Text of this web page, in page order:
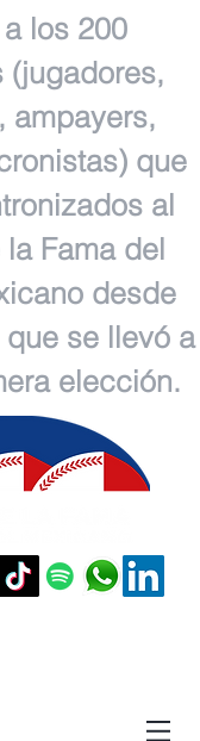
los 200
(jugadores,
ampayers,
que
al
Fama del
desde
se llevó a
elección.